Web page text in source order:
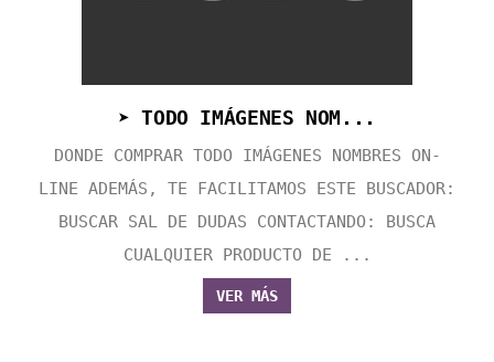
➤ TODO IMÁGENES NOM...
DONDE COMPRAR TODO IMÁGENES NOMBRES ON-
LINE ADEMÁS, TE FACILITAMOS ESTE BUSCADOR:
BUSCAR SAL DE DUDAS CONTACTANDO: BUSCA
CUALQUIER PRODUCTO DE ...
VER MÁS